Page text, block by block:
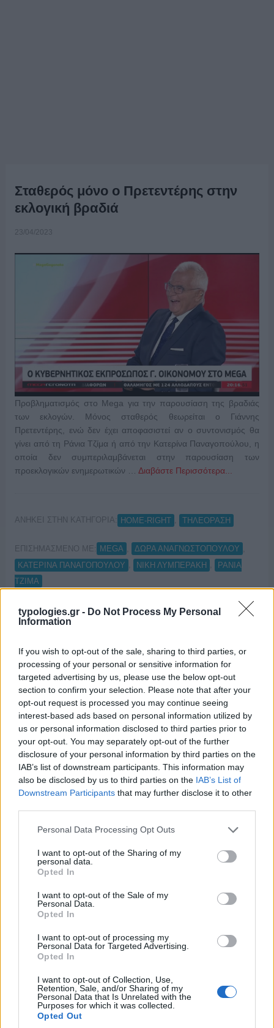
typologies.gr - Do Not Process My Personal
Information
If you wish to opt-out of the sale, sharing to third parties, or
processing of your personal or sensitive information for
targeted advertising by us, please use the below opt-out
section to confirm your selection. Please note that after your
opt-out request is processed you may continue seeing
interest-based ads based on personal information utilized by
us or personal information disclosed to third parties prior to
your opt-out. You may separately opt-out of the further
disclosure of your personal information by third parties on the
IAB’s list of downstream participants. This information may
also be disclosed by us to third parties on the IAB’s List of
Downstream Participants that may further disclose it to other
Please note that this website/app uses one or more Google
not limited to your visit or usage behaviour. You may click to
grant or deny consent to Google and its third-party tags to
use your data for below specified purposes in below Google
consent section.
Personal Data Processing Opt Outs
I want to opt-out of the Sharing of my
personal data.
Opted In
I want to opt-out of the Sale of my
Personal Data.
Opted In
I want to opt-out of processing my
Personal Data for Targeted Advertising.
Opted In
I want to opt-out of Collection, Use,
Retention, Sale, and/or Sharing of my
Personal Data that Is Unrelated with the
Purposes for which it was collected.
Opted Out
Σταθερός μόνο ο Πρετεντέρης στην
εκλογική βραδιά
23/04/2023
Προβληματισμός στο Mega για την παρουσίαση της βραδιάς
των εκλογών. Μόνος σταθερός θεωρείται ο Γιάννης
Πρετεντέρης, ενώ δεν έχει αποφασιστεί αν ο συντονισμός θα
γίνει από τη Ράνια Τζίμα ή από την Κατερίνα Παναγοπούλου, η
οποία δεν συμπεριλαμβάνεται στην παρουσίαση των
προεκλογικών ενημερωτικών … Διαβάστε Περισσότερα...
ΑΝΗΚΕΙ ΣΤΗΝ ΚΑΤΗΓΟΡΙΑ: HOME-RIGHT ΤΗΛΕΟΡΑΣΗ
ΕΠΙΣΗΜΑΣΜΕΝΟ ΜΕ: MEGA ΔΩΡΑ ΑΝΑΓΝΩΣΤΟΠΟΥΛΟΥ
ΚΑΤΕΡΙΝΑ ΠΑΝΑΓΟΠΟΥΛΟΥ
ΝΙΚΗ ΛΥΜΠΕΡΑΚΗ
ΡΑΝΙΑ
ΤΖΙΜΑ
«Ο δρόμος προς την κάλπη» στο
Mega
18/04/2023